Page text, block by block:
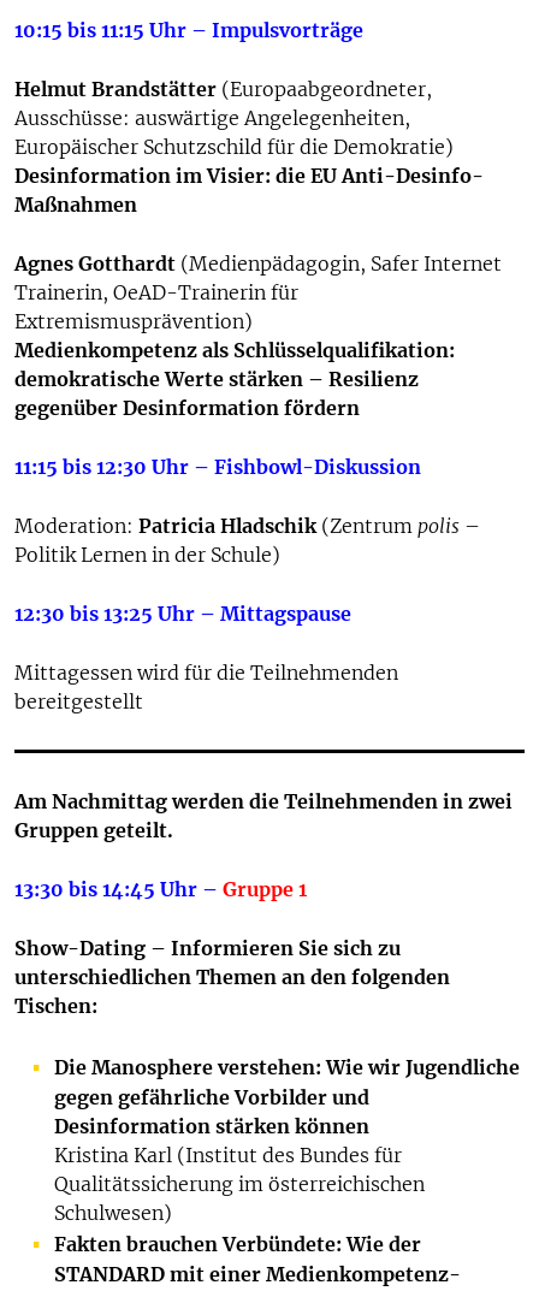
10:15 bis 11:15 Uhr – Impulsvorträge
Helmut Brandstätter (Europaabgeordneter,
Ausschüsse: auswärtige Angelegenheiten,
Europäischer Schutzschild für die Demokratie)
Desinformation im Visier: die EU Anti-Desinfo-
Maßnahmen
Agnes Gotthardt (Medienpädagogin, Safer Internet
Trainerin, OeAD-Trainerin für
Extremismusprävention)
Medienkompetenz als Schlüsselqualifikation:
demokratische Werte stärken – Resilienz
gegenüber Desinformation fördern
11:15 bis 12:30 Uhr – Fishbowl-Diskussion
Moderation: Patricia Hladschik(Zentrum polis –
Politik Lernen in der Schule)
12:30 bis 13:25 Uhr – Mittagspause
Mittagessen wird für die Teilnehmenden
bereitgestellt
Am Nachmittag werden die Teilnehmenden in zwei
Gruppen geteilt.
13:30 bis 14:45 Uhr – Gruppe 1
Show-Dating – Informieren Sie sich zu
unterschiedlichen Themen an den folgenden
Tischen:
Die Manosphere verstehen: Wie wir Jugendliche
gegen gefährliche Vorbilder und
Desinformation stärken können
Kristina Karl (Institut des Bundes für
Qualitätssicherung im österreichischen
Schulwesen)
Fakten brauchen Verbündete: Wie der
STANDARD mit einer Medienkompetenz-